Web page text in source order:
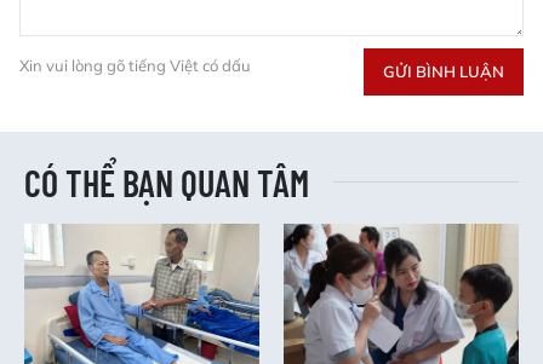
Xin vui lòng gõ tiếng Việt có dấu GỬI BÌNH LUẬN
CÓ THỂ BẠN QUAN TÂM